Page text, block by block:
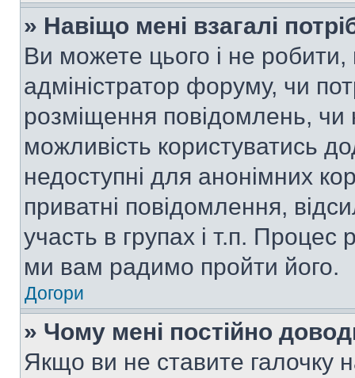
» Навіщо мені взагалі
Ви можете цього і не робити,
адміністратор форуму, чи
розміщення повідомлень, чи
можливість користуватись
недоступні для анонімних
приватні повідомлення,
участь в групах і т.п. Процес
ми вам радимо пройти його.
Догори
» Чому мені постійно
Якщо ви не ставите галочку